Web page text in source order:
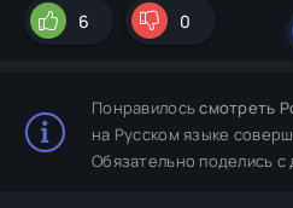
6 0
Понравилосьсмотреть
на Русском языке
Обязательно поделись с